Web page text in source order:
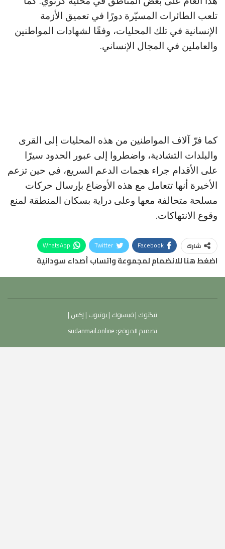
تلعب الطائرات المسيّرة دورًا في تعميق الأزمة
الإنسانية في تلك المحليات، وفقًا لشهادات المواطنين
والعاملين في المجال الإنساني.
كما فرّ آلاف المواطنين من هذه المحليات إلى القرى
والبلدات التشادية، واضطروا إلى عبور الحدود سيرًا
على الأقدام جراء هجمات الدعم السريع، في حين تزعم
الأخيرة أنها تتعامل مع هذه الأوضاع بإرسال حركات
مسلحة متحالفة معها وعلى دراية بسكان المنطقة لمنع
وقوع الانتهاكات.
شارك Facebook
Twitter
WhatsApp
اضغط هنا للانضمام لمجموعة واتساب أصداء سودانية
تيكتوك |فيسبوك |يوتيوب |إكس |
تصميم الموقع: sudanmail.online